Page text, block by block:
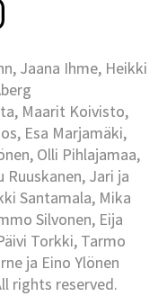
Jaana Ihme, Heikki
Maarit Koivisto,
Esa Marjamäki,
Olli Pihlajamaa,
Jari ja
Santamala, Mika
Silvonen, Eija
Torkki, Tarmo
ja Eino Ylönen
rights reserved.